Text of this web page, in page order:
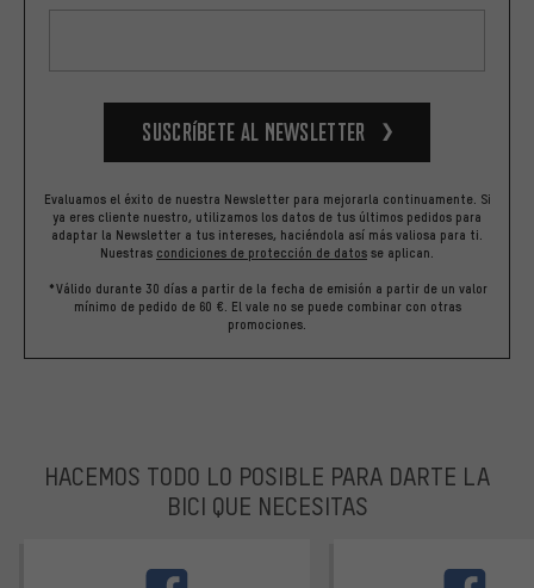
Suscríbete al newsletter
Evaluamos el éxito de nuestra Newsletter para mejorarla continuamente. Si
ya eres cliente nuestro, utilizamos los datos de tus últimos pedidos para
adaptar la Newsletter a tus intereses, haciéndola así más valiosa para ti.
Nuestras condiciones de protección de datos se aplican.
*Válido durante 30 días a partir de la fecha de emisión a partir de un valor
mínimo de pedido de 60 €. El vale no se puede combinar con otras
promociones.
HACEMOS TODO LO POSIBLE PARA DARTE LA
BICI QUE NECESITAS